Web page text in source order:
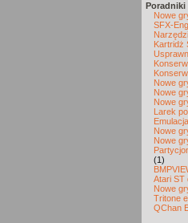
Poradniki
Nowe
SFX-
Kartridż
Nowe
Nowe
Nowe
Larek
Nowe
Nowe
(1)
Atari ST
Nowe
Tritone
QChan